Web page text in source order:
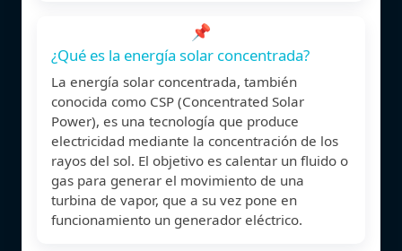
📌
¿Qué es la energía solar concentrada?
La energía solar concentrada, también
conocida como CSP (Concentrated Solar
Power), es una tecnología que produce
electricidad mediante la concentración de los
rayos del sol. El objetivo es calentar un fluido o
gas para generar el movimiento de una
turbina de vapor, que a su vez pone en
funcionamiento un generador eléctrico.